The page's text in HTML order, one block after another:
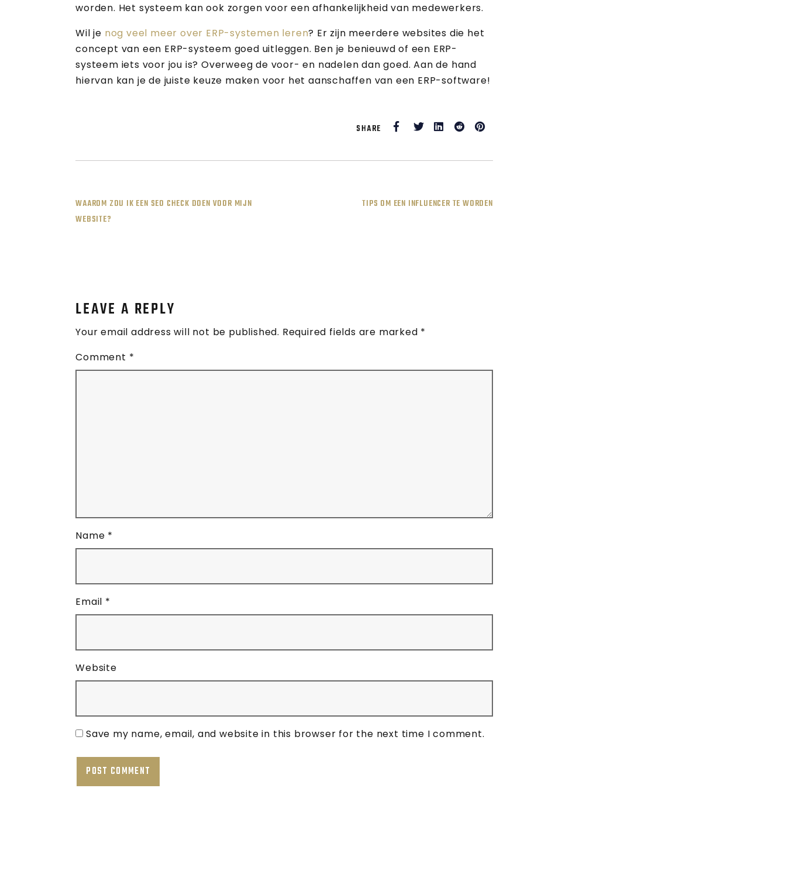
worden. Het systeem kan ook zorgen voor een afhankelijkheid van medewerkers.
Wil je nog veel meer over ERP-systemen leren? Er zijn meerdere websites die het
concept van een ERP-systeem goed uitleggen. Ben je benieuwd of een ERP-
systeem iets voor jou is? Overweeg de voor- en nadelen dan goed. Aan de hand
hiervan kan je de juiste keuze maken voor het aanschaffen van een ERP-software!
SHARE Facebook
TwitterLinkedIn
RedditPinterest
POST
WAAROM ZOU IK EEN SEO CHECK DOEN VOOR MIJN
WEBSITE?
TIPS OM EEN INFLUENCER TE WORDEN
LEAVE A REPLY
Your email address will not be published. Required fields are marked *
Comment *
Name *
Email *
Website
Save my name, email, and website in this browser for the next time I comment.